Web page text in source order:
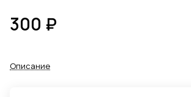
300 ₽
Описание